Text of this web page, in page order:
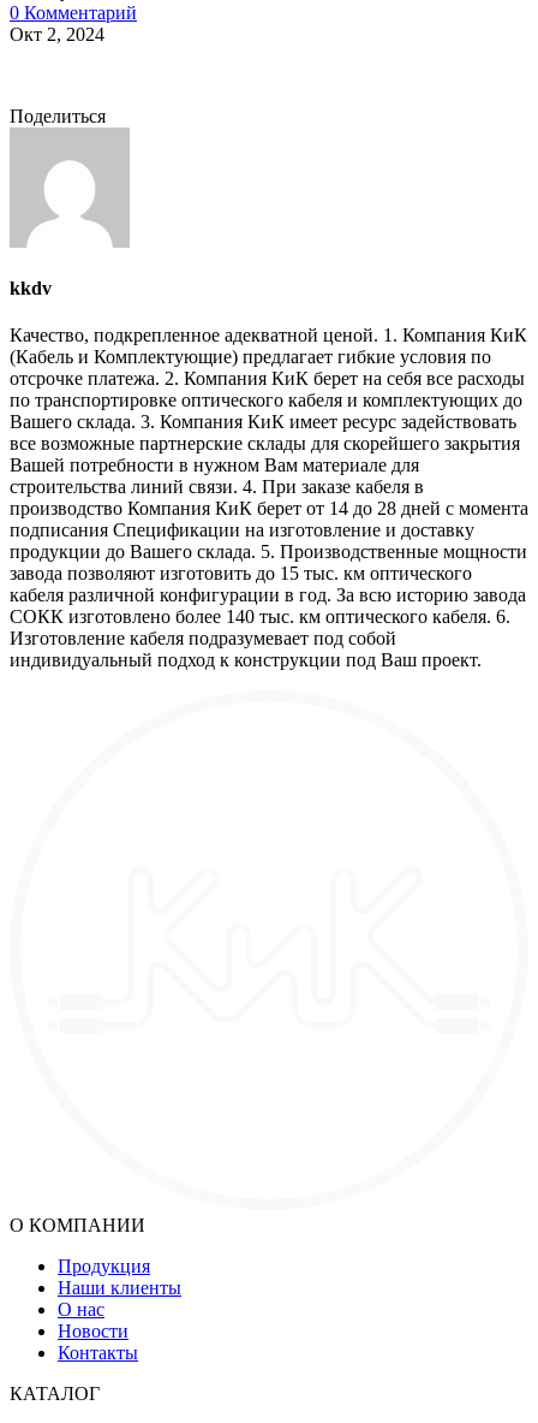
0 Комментарий
Окт 2, 2024
Поделиться
kkdv
Качество, подкрепленное адекватной ценой. 1. Компания КиК
(Кабель и Комплектующие) предлагает гибкие условия по
отсрочке платежа. 2. Компания КиК берет на себя все расходы
по транспортировке оптического кабеля и комплектующих до
Вашего склада. 3. Компания КиК имеет ресурс задействовать
все возможные партнерские склады для скорейшего закрытия
Вашей потребности в нужном Вам материале для
строительства линий связи. 4. При заказе кабеля в
производство Компания КиК берет от 14 до 28 дней с момента
подписания Спецификации на изготовление и доставку
продукции до Вашего склада. 5. Производственные мощности
завода позволяют изготовить до 15 тыс. км оптического
кабеля различной конфигурации в год. За всю историю завода
СОКК изготовлено более 140 тыс. км оптического кабеля. 6.
Изготовление кабеля подразумевает под собой
индивидуальный подход к конструкции под Ваш проект.
О КОМПАНИИ
Продукция
Наши клиенты
О нас
Новости
Контакты
КАТАЛОГ